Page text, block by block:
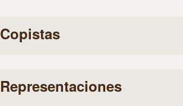
Copistas
Representaciones